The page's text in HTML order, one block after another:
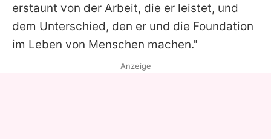
erstaunt von der Arbeit, die er leistet, und
dem Unterschied, den er und die Foundation
im Leben von Menschen machen."
Anzeige